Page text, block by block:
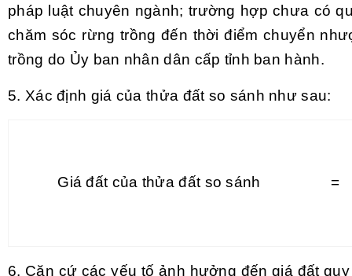
pháp luật chuyên ngành; trường hợp chưa có
chăm sóc rừng trồng đến thời điểm chuyển
trồng do Ủy ban nhân dân cấp tỉnh ban hành.
5. Xác định giá của thửa đất so sánh như sau:
Giá đất của thửa đất so sánh =
6. Căn cứ các yếu tố ảnh hưởng đến giá đất